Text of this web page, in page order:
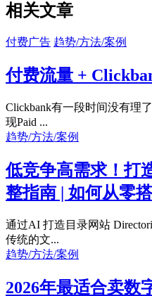
相关文章
付费广告 趋势/方法/案例
付费流量 +
Clickbank有一段时间没有理
现Paid ...
趋势/方法/案例
低竞争高需求！打
整指南 | 如何从零
通过AI 打造目录网站
传统的文...
趋势/方法/案例
2026年最适合卖数